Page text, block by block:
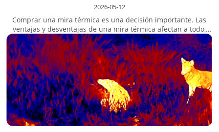
2026-05-12
Comprar una mira térmica es una decisión importante. Las
ventajas y desventajas de una mira térmica afectan a todo,
desde cómo detectas la presa hasta cuánto tiempo puedes
permanecer en el campo. No se trata solo de comparar
especificaciones, sino de decidir si...